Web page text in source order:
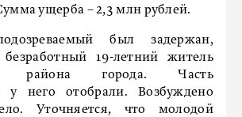
ущерба – 2,3 млн рублей.
был задержан,
19-летний житель
района города. Часть
у него отобрали. Возбуждено
Уточняется, что молодой